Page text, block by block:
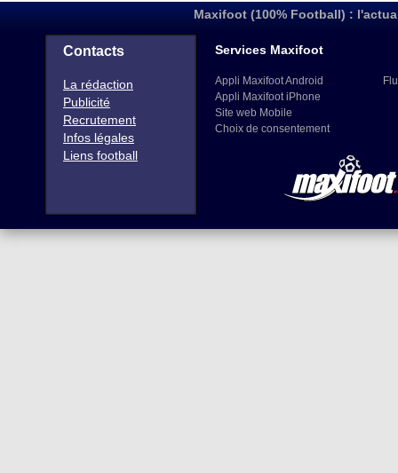
Maxifoot (100% Football) :
Contacts
La rédaction
Publicité
Recrutement
Infos légales
Liens football
Services Maxifoot
Appli Maxifoot Android
Appli Maxifoot iPhone
Site web Mobile
Choix de consentement